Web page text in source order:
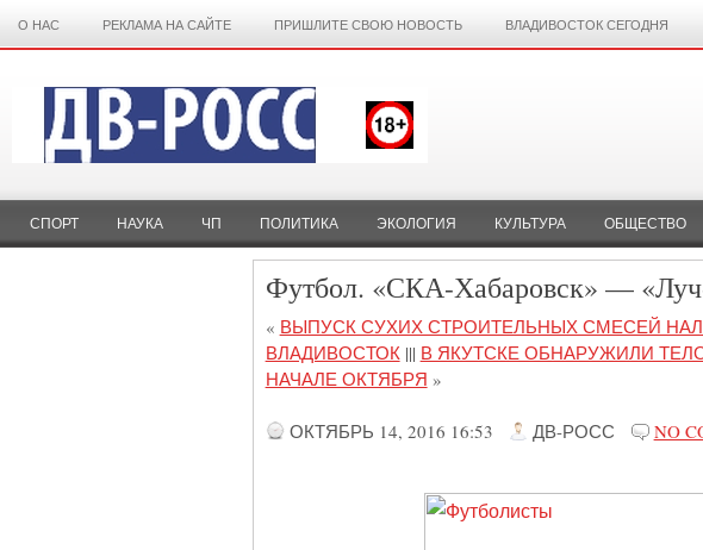
О НАС РЕКЛАМА НА САЙТЕ ПРИШЛИТЕ СВОЮ НОВОСТЬ ВЛАДИВОСТОК СЕГОДНЯ
СПОРТ НАУКА ЧП ПОЛИТИКА ЭКОЛОГИЯ КУЛЬТУРА ОБЩЕСТВО
Футбол. «СКА-Хабаровск» —
« ВЫПУСК СУХИХ СТРОИТЕЛЬНЫХ СМЕСЕЙ
ВЛАДИВОСТОК||| В ЯКУТСКЕ ОБНАРУЖИЛИ
НАЧАЛЕ ОКТЯБРЯ »
ОКТЯБРЬ 14, 2016 16:53 ДВ-РОСС NO